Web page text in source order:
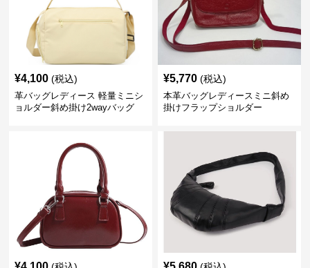
¥4,100 (税込)
革バッグレディース 軽量ミニシ
ョルダー斜め掛け2wayバッグ
¥5,770 (税込)
本革バッグレディースミニ斜め
掛けフラップショルダー